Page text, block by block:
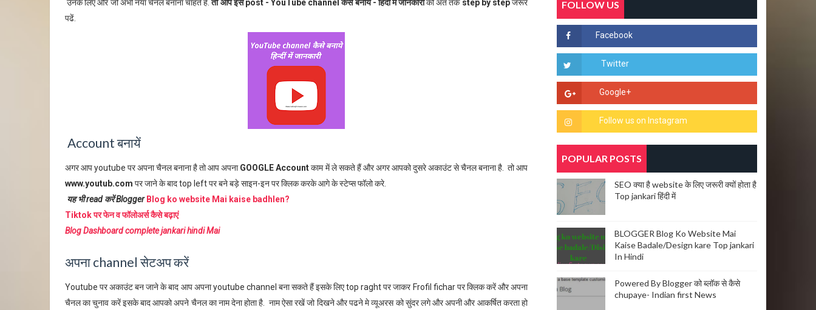
उनके लिए और जो अभी नया चैनल बनाना चाहते हैं.तो आप इस post - YouTube channel कैसे बनाये - हिंदी में जानकारीको अंत तक step by stepजरूर
पढें.
Account बनायें
अगर आप youtube पर अपना चैनल बनाना है तो आप अपनाGOOGLE Accountकाम में ले सकते हैं और अगर आपको दुसरे अकाउंट से चैनल बनाना है. तो आप
www.youtub.com पर जाने के बाद top left पर बने बड़े साइन-इन पर क्लिक करके आगे के स्टेप्स फॉलो करे.
यह भी read करें BloggerBlog ko website Mai kaise badhlen?
Tiktok पर फेन व फॉलोअर्स कैसे बढ़ाएं
Blog Dashboard complete jankari hindi Mai
अपना channel सेटअप करें
Youtube पर अकाउंट बन जाने के बाद आप अपना youtube channel बना सकते हैं इसके लिए top raght पर जाकर Frofil fichar पर क्लिक करें और अपना
चैनल का चुनाव करें इसके बाद आपको अपने चैनल का नाम देना होता है. नाम ऐसा रखें जो दिखने और पढने मे व्यूअरस को सुंदर लगे और अपनी और आकर्षित करता हो
FOLLOW US
POPULAR POSTS
SEO क्या है website के लिए जरूरी क्यों होता है
Top jankari हिंदी में
BLOGGER Blog Ko Website Mai
Kaise Badale/Design kare Top jankari
In Hindi
Powered By Blogger को ब्लॉक से कैसे
chupaye- Indian first News